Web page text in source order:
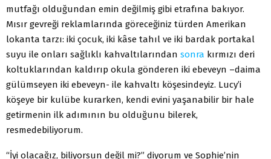
mutfağı olduğundan emin değilmiş gibi etrafına bakıyor.
Mısır gevreği reklamlarında göreceğiniz türden Amerikan
lokanta tarzı: iki çocuk, iki kâse tahıl ve iki bardak portakal
suyu ile onları sağlıklı kahvaltılarından sonra kırmızı deri
koltuklarından kaldırıp okula gönderen iki ebeveyn –daima
gülümseyen iki ebeveyn- ile kahvaltı köşesindeyiz. Lucy’i
köşeye bir kulübe kurarken, kendi evini yaşanabilir bir hale
getirmenin ilk adımının bu olduğunu bilerek,
resmedebiliyorum.
“İyi olacağız, biliyorsun değil mi?” diyorum ve Sophie’nin